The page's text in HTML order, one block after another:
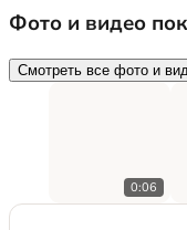
Фото и видео
Смотреть все фото и
0:06